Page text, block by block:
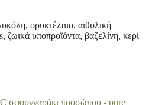
ορυκτέλαιο, αιθυλική
ζωικά υποπροϊόντα, βαζελίνη, κερί